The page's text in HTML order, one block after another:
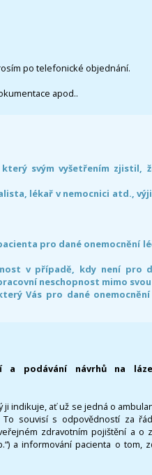
po telefonické objednání.
apod..
svým vyšetřením zjistil,
lékař v nemocnici atd.,
pro dané onemocnění
v případě, kdy není pro
neschopnost mimo
Vás pro dané
a podávání návrhů na
indikuje, ať už se jedná o
souvisí s odpovědností za
zdravotním pojištění a o
a informování pacienta o tom,